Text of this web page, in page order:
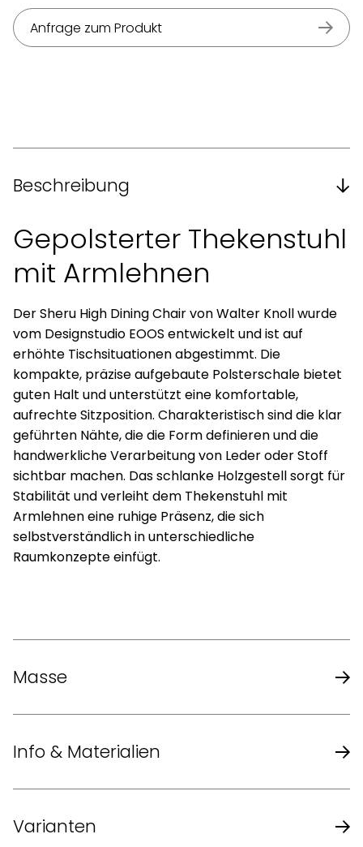
Anfrage zum Produkt
Beschreibung
Gepolsterter Thekenstuhl
mit Armlehnen
Der Sheru High Dining Chair von Walter Knoll wurde
vom Designstudio EOOS entwickelt und ist auf
erhöhte Tischsituationen abgestimmt. Die
kompakte, präzise aufgebaute Polsterschale bietet
guten Halt und unterstützt eine komfortable,
aufrechte Sitzposition. Charakteristisch sind die klar
geführten Nähte, die die Form definieren und die
handwerkliche Verarbeitung von Leder oder Stoff
sichtbar machen. Das schlanke Holzgestell sorgt für
Stabilität und verleiht dem Thekenstuhl mit
Armlehnen eine ruhige Präsenz, die sich
selbstverständlich in unterschiedliche
Raumkonzepte einfügt.
Masse
Sitzhöhe 68,5 cm
Info & Materialien
Varianten